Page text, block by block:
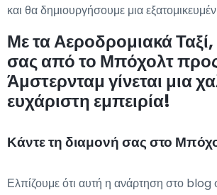
και θα δημιουργήσουμε μια
Με τα Αεροδρομιακά Ταξί,
σας από το Μπόχολτ
Άμστερνταμ γίνεται μια
ευχάριστη εμπειρία!
Κάντε τη διαμονή σας στο
Ελπίζουμε ότι αυτή η ανάρτηση στο